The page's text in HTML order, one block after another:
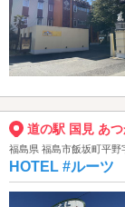
道の駅 国見 あ
福島県 福島市飯坂町平野
HOTEL #ルーツ